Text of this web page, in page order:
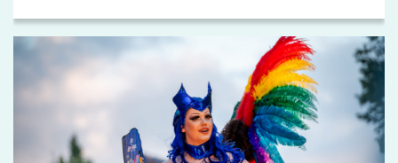
verandering. Met campagnes als #DOESLIEF,
Polarisatie en De Dood laat zij zien hoe
onderzoek, data en communicatie kunnen
bijdragen aan het agenderen van urgente
maatschappelijke vraagstukken.